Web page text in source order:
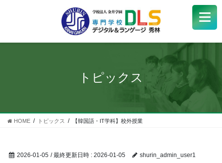
学校紹介+
受験生+
学生サポート
トピックス
HOME トピックス 【韓国語・IT学科】校外授業
2026-01-05 / 最終更新日時 : 2026-01-05 shurin_admin_user1